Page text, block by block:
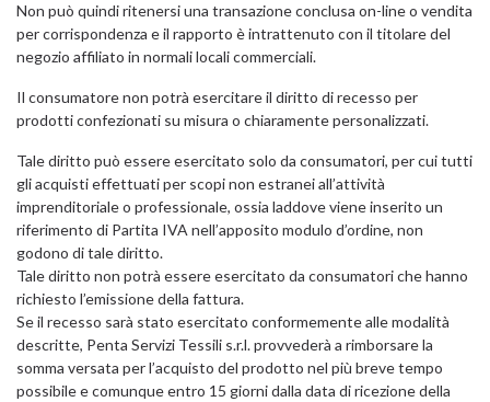
Non può quindi ritenersi una transazione conclusa on-line o vendita
per corrispondenza e il rapporto è intrattenuto con il titolare del
negozio affiliato in normali locali commerciali.
Il consumatore non potrà esercitare il diritto di recesso per
prodotti confezionati su misura o chiaramente personalizzati.
Tale diritto può essere esercitato solo da consumatori, per cui tutti
gli acquisti effettuati per scopi non estranei all’attività
imprenditoriale o professionale, ossia laddove viene inserito un
riferimento di Partita IVA nell’apposito modulo d’ordine, non
godono di tale diritto.
Tale diritto non potrà essere esercitato da consumatori che hanno
richiesto l’emissione della fattura.
Se il recesso sarà stato esercitato conformemente alle modalità
descritte, Penta Servizi Tessili s.r.l. provvederà a rimborsare la
somma versata per l’acquisto del prodotto nel più breve tempo
possibile e comunque entro 15 giorni dalla data di ricezione della